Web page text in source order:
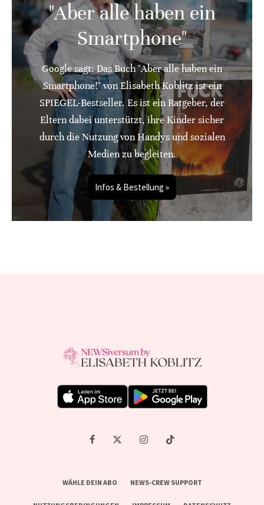
"Aber alle haben ein
Smartphone"
Google sagt: Das Buch "Aber alle haben ein
Smartphone!" von Elisabeth Koblitz ist ein
SPIEGEL-Bestseller. Es ist ein Ratgeber, der
Eltern dabei unterstützt, ihre Kinder sicher
durch die Nutzung von Handys und sozialen
Medien zu begleiten.
Infos & Bestellung »
WÄHLE DEIN ABO NEWS-CREW SUPPORT